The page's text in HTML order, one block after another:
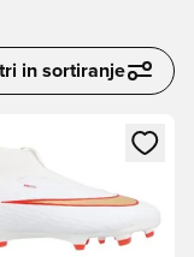
in sortiranje
Modal za prijavo ali